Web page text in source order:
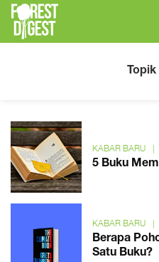
Topik
KABAR BARU |
5 Buku
KABAR BARU |
Berapa
Satu Buku?